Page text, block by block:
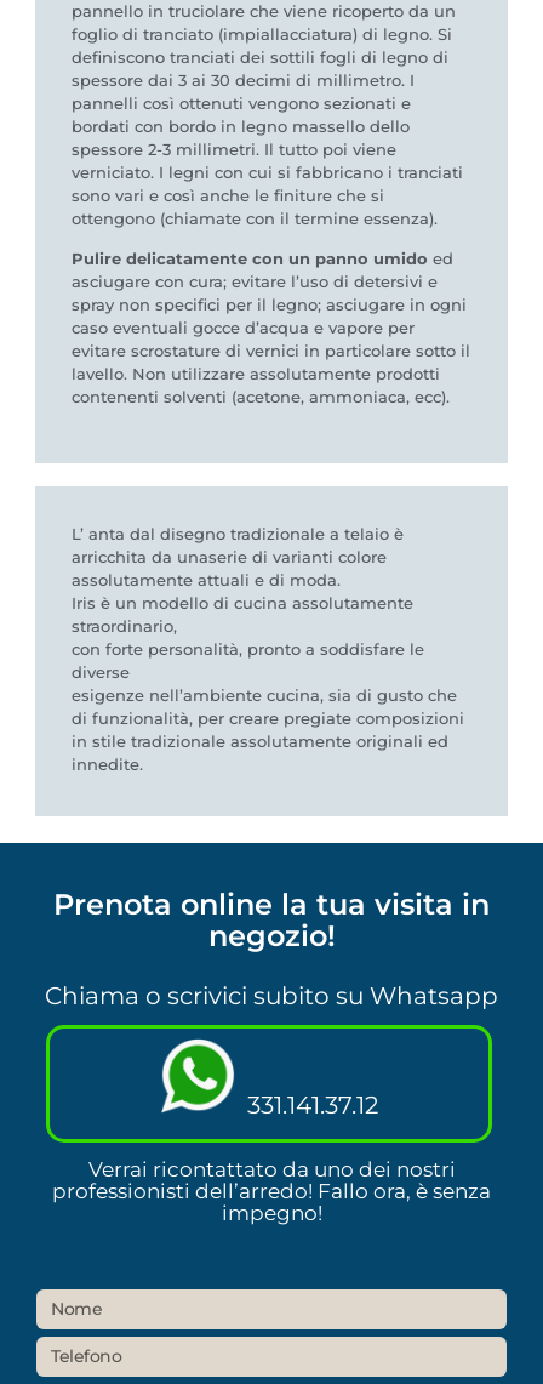
L’ anta dal disegno tradizionale a telaio è
arricchita da unaserie di varianti colore
assolutamente attuali e di moda.
Iris è un modello di cucina assolutamente
straordinario,
con forte personalità, pronto a soddisfare le
diverse
esigenze nell’ambiente cucina, sia di gusto che
di funzionalità, per creare pregiate composizioni
in stile tradizionale assolutamente originali ed
innedite.
pannello in truciolare che viene ricoperto da un
foglio di tranciato (impiallacciatura) di legno. Si
definiscono tranciati dei sottili fogli di legno di
spessore dai 3 ai 30 decimi di millimetro. I
pannelli così ottenuti vengono sezionati e
bordati con bordo in legno massello dello
spessore 2-3 millimetri. Il tutto poi viene
verniciato. I legni con cui si fabbricano i tranciati
sono vari e così anche le finiture che si
ottengono (chiamate con il termine essenza).
Pulire delicatamente con un panno umido ed
asciugare con cura; evitare l’uso di detersivi e
spray non specifici per il legno; asciugare in ogni
caso eventuali gocce d’acqua e vapore per
evitare scrostature di vernici in particolare sotto il
lavello. Non utilizzare assolutamente prodotti
contenenti solventi (acetone, ammoniaca, ecc).
Prenota online la tua visita in
negozio!
Chiama o scrivici subito su Whatsapp
331.141.37.12
Verrai ricontattato da uno dei nostri
professionisti dell’arredo! Fallo ora, è senza
impegno!